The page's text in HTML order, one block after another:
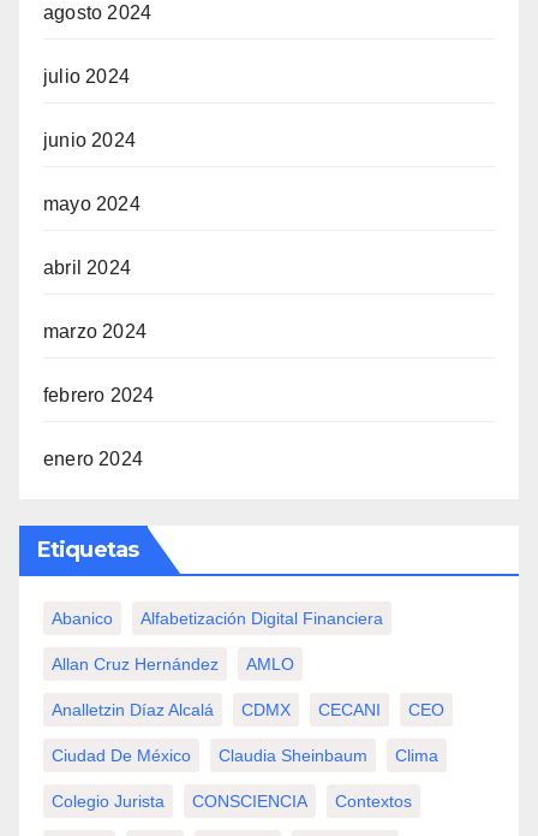
agosto 2024
julio 2024
junio 2024
mayo 2024
abril 2024
marzo 2024
febrero 2024
enero 2024
Etiquetas
Abanico Alfabetización Digital Financiera
Allan Cruz Hernández AMLO
Analletzin Díaz Alcalá CDMX CECANI CEO
Ciudad De México Claudia Sheinbaum Clima
Colegio Jurista CONSCIENCIA Contextos